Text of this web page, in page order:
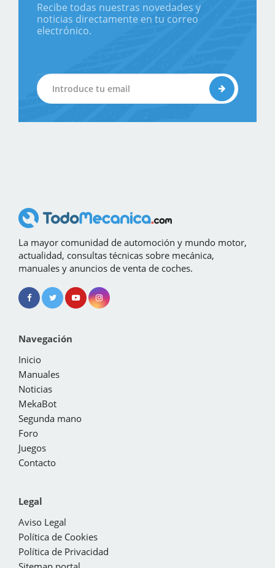
Recibe todas nuestras novedades y
noticias directamente en tu correo
electrónico.
La mayor comunidad de automoción y mundo motor,
actualidad, consultas técnicas sobre mecánica,
manuales y anuncios de venta de coches.
Navegación
Inicio
Manuales
Noticias
MekaBot
Segunda mano
Foro
Juegos
Contacto
Legal
Aviso Legal
Política de Cookies
Política de Privacidad